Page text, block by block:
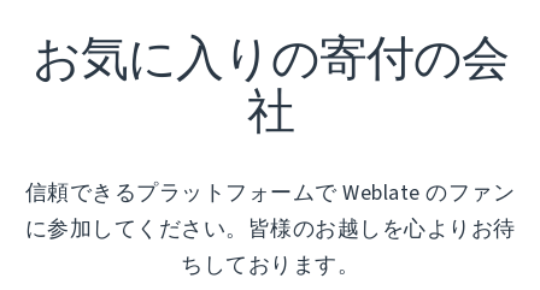
お気に入りの寄付の会
社
信頼できるプラットフォームで Weblate のファン
に参加してください。皆様のお越しを心よりお待
ちしております。